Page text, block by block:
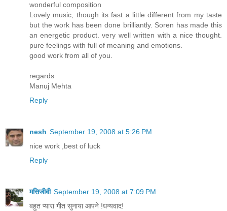
wonderful composition
Lovely music, though its fast a little different from my taste
but the work has been done brilliantly. Soren has made this
an energetic product. very well written with a nice thought.
pure feelings with full of meaning and emotions.
good work from all of you.
regards
Manuj Mehta
Reply
nesh September 19, 2008 at 5:26 PM
nice work ,best of luck
Reply
मसिजीवी September 19, 2008 at 7:09 PM
बहुत प्यारा गीत सुनाया आपने !धन्यवाद!